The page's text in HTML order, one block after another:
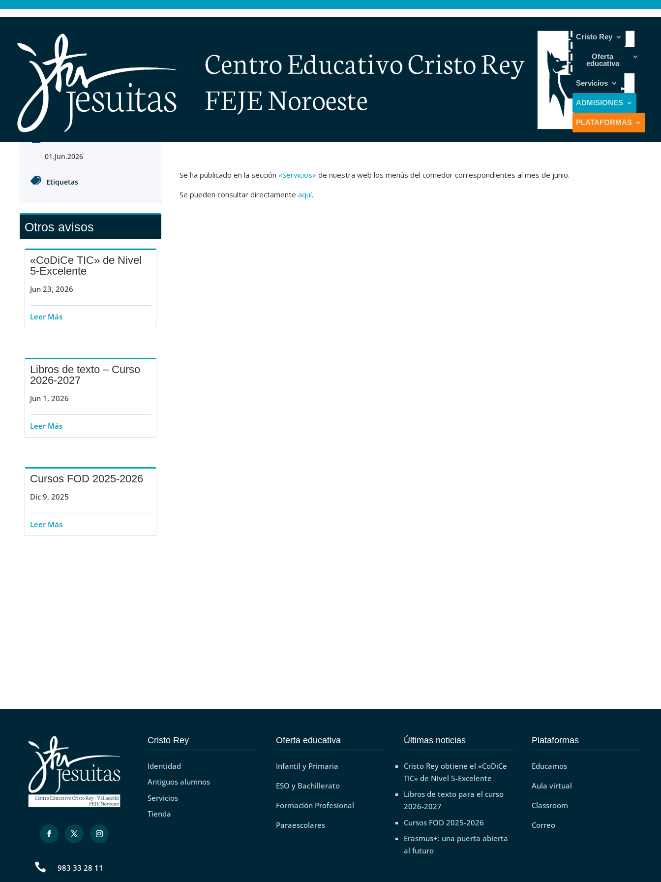
Cristo Rey
Oferta
educativa
Servicios
ADMISIONES
PLATAFORMAS
Menús del comedor – Junio
01.Jun.2026
Etiquetas
Otros avisos
«CoDiCe TIC» de Nivel
5-Excelente
Jun 23, 2026
Leer Más
Libros de texto – Curso
2026-2027
Jun 1, 2026
Leer Más
Cursos FOD 2025-2026
Dic 9, 2025
Leer Más
Se ha publicado en la sección «Servicios» de nuestra web los menús del comedor correspondientes al mes de junio.
Se pueden consultar directamenteaquí.
 983 33 28 11
Cristo Rey
Identidad
Antiguos alumnos
Servicios
Tienda
Oferta educativa
Infantil y Primaria
ESO y Bachillerato
Formación Profesional
Paraescolares
Últimas noticias
Cristo Rey obtiene el «CoDiCe
TIC» de Nivel 5-Excelente
Libros de texto para el curso
2026-2027
Cursos FOD 2025-2026
Erasmus+: una puerta abierta
al futuro
Plataformas
Educamos
Aula virtual
Classroom
Correo